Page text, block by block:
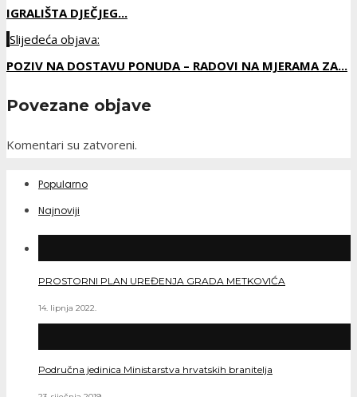
IGRALIŠTA DJEČJEG...
Slijedeća objava:
POZIV NA DOSTAVU PONUDA – RADOVI NA MJERAMA ZA...
Povezane objave
Komentari su zatvoreni.
Popularno
Najnoviji
PROSTORNI PLAN UREĐENJA GRADA METKOVIĆA
14. lipnja 2022.
Područna jedinica Ministarstva hrvatskih branitelja